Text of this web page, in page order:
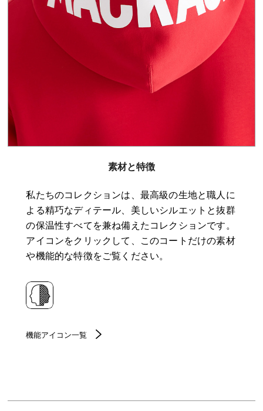
素材と特徴
私たちのコレクションは、最高級の生地と職人に
よる精巧なディテール、美しいシルエットと抜群
の保温性すべてを兼ね備えたコレクションです。
アイコンをクリックして、このコートだけの素材
や機能的な特徴をご覧ください。
機能アイコン一覧